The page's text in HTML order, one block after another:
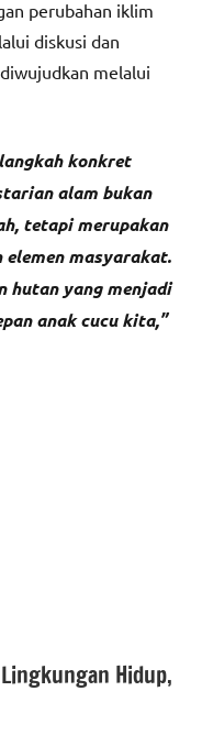
perubahan iklim
diskusi dan
melalui
konkret
alam bukan
tetapi merupakan
masyarakat.
hutan yang menjadi
anak cucu kita,”
Hidup,